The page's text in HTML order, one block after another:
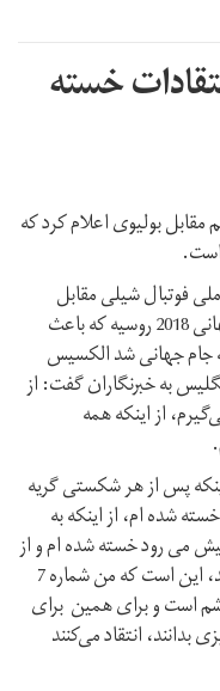
خسته
بولیوی اعلام کرد که
فوتبال شیلی مقابل
بولیوی در مرحله مقدماتی بازی های جام جهانی 2018 روسیه که باعث
جام جهانی شد الکسیس
به خبرنگاران گفت: از
از اینکه همه
پس از هر شکستی گریه
شده ام، از اینکه به
می رود خسته شده ام و از
همه بدتر که هیچ کس حسش را درک نمی‌کند، این است که من شماره 7
است و برای همین برای
بدانند، انتقاد می‌کنند